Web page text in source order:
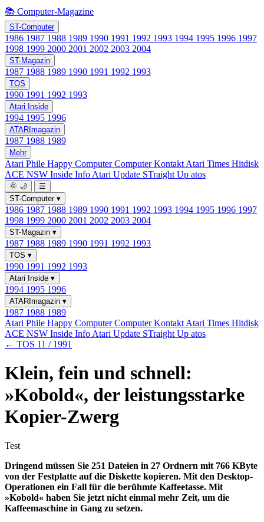
📚 Computer-Magazine
ST-Computer
1986 1987 1988 1989 1990 1991 1992 1993 1994 1995 1996 1997
1998 1999 2000 2001 2002 2003 2004
ST-Magazin
1987 1988 1989 1990 1991 1992 1993
TOS
1990 1991 1992 1993
Atari Inside
1994 1995 1996
ATARImagazin
1987 1988 1989
Mehr
Atari Phile Happy ComputerComputer Kontakt Atari Times Hitdisk
ACE NSW Inside Info Atari Update STraight Up atos
🌞 🌙
☰
ST-Computer ▾
1986 1987 1988 1989 1990 1991 1992 1993 1994 1995 1996 1997
1998 1999 2000 2001 2002 2003 2004
ST-Magazin ▾
1987 1988 1989 1990 1991 1992 1993
TOS ▾
1990 1991 1992 1993
Atari Inside ▾
1994 1995 1996
ATARImagazin ▾
1987 1988 1989
Atari Phile Happy ComputerComputer Kontakt Atari Times Hitdisk
ACE NSW Inside Info Atari Update STraight Up atos
← TOS 11 / 1991
Klein, fein und schnell:
»Kobold«, der leistungsstarke
Kopier-Zwerg
Test
Dringend müssen Sie 251 Dateien in 27 Ordnern mit 766 KByte
von der Festplatte auf die Diskette kopieren. Mit den Desktop-
Operationen ein Fall für die berühmte Kaffeetasse. Mit
»Kobold« haben Sie jetzt nicht einmal mehr Zeit, um die
Kaffeemaschine in Gang zu setzen.